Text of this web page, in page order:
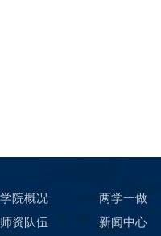
学院概况 两学一做
师资队伍
新闻中心